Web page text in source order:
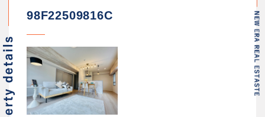
98F22509816C